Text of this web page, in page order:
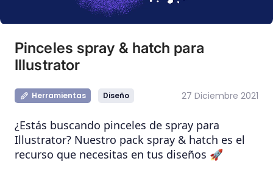
Pinceles spray & hatch para
Illustrator
Herramientas Diseño 27 Diciembre 2021
¿Estás buscando pinceles de spray para
Illustrator? Nuestro pack spray & hatch es el
recurso que necesitas en tus diseños 🚀